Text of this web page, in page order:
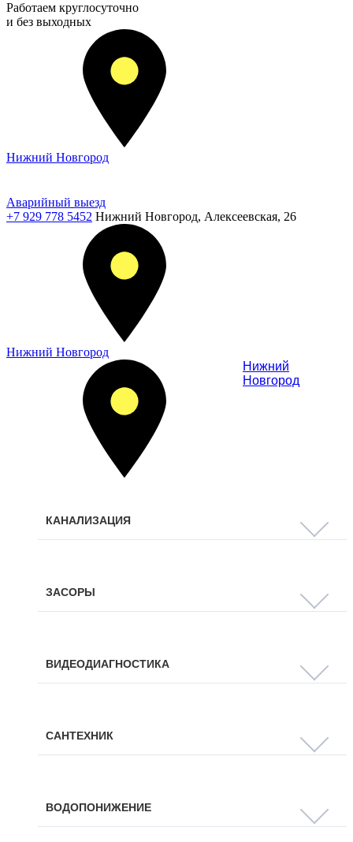
Работаем круглосуточно
и без выходных
Нижний Новгород
Аварийный выезд
+7 929 778 5452 Нижний Новгород, Алексеевская, 26
Нижний Новгород
Нижний
Новгород
КАНАЛИЗАЦИЯ
ЗАСОРЫ
ВИДЕОДИАГНОСТИКА
САНТЕХНИК
ВОДОПОНИЖЕНИЕ